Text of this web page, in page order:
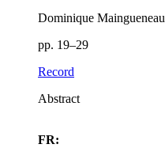
Dominique Maingueneau
pp. 19–29
Record
Abstract
FR: